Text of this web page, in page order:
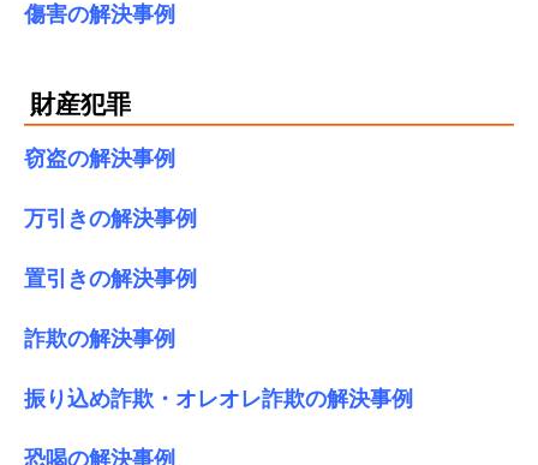
傷害の解決事例
財産犯罪
窃盗の解決事例
万引きの解決事例
置引きの解決事例
詐欺の解決事例
振り込め詐欺・オレオレ詐欺の解決事例
恐喝の解決事例